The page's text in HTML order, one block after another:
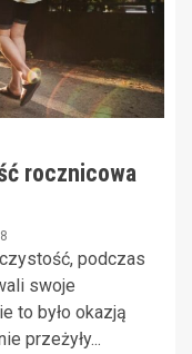
rocznicowa
8
podczas
swoje
to było okazją
przeżyły...